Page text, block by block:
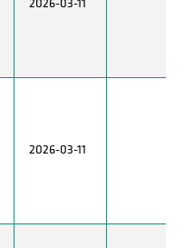
2026-03-11
2026-03-11